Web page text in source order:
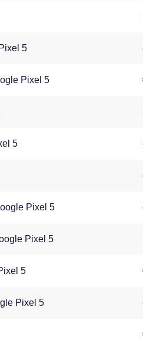
5
Pixel 5
5
Pixel 5
Pixel 5
5
Pixel 5